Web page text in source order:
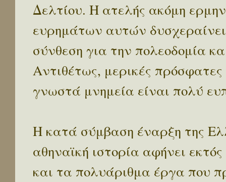
Δελτίου. Η ατελής ακόμη
ευρημάτων αυτών
σύνθεση για την πολεοδομία
Αντιθέτως, μερικές
γνωστά μνημεία είναι πολύ
Η κατά σύμβαση έναρξη της
αθηναϊκή ιστορία αφήνει
και τα πολυάριθμα έργα που